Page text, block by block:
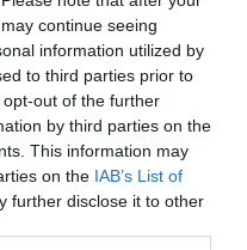
continue seeing
information utilized by
to third parties prior to
out of the further
by third parties on the
This information may
on the IAB’s List of
further disclose it to other
Formazioni
col minimo sforzo e con un
1-0 una Juve Stabia non
ma che avrebbe
è tutto, continuate a
approfondimenti.